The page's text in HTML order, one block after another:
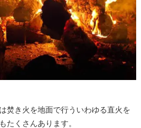
焚き火を地面で行ういわゆる直火を
たくさんあります。